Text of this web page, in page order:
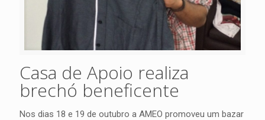
Casa de Apoio realiza
brechó beneficente
Nos dias 18 e 19 de outubro a AMEO promoveu um bazar